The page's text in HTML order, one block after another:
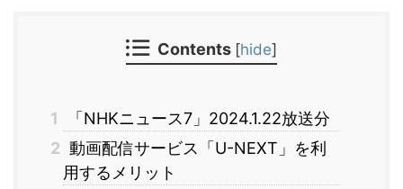
Contents [hide]
1
「NHKニュース7」2024.1.22放送分
2 動画配信サービス「U-NEXT」を利
用するメリット